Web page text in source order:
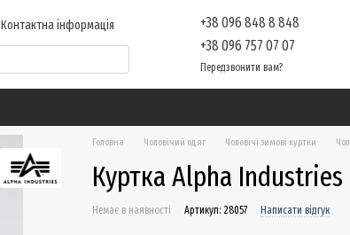
Контактна інформація
+38 096 848 8 848
+38 096 757 07 07
Передзвонити вам?
Головна Чоловічий одяг Чоловічі зимові куртки
Куртка Alpha
Немає в наявності Артикул: 28057 Написати відгук